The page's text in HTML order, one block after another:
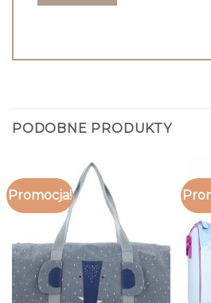
PODOBNE PRODUKTY
Promocja!